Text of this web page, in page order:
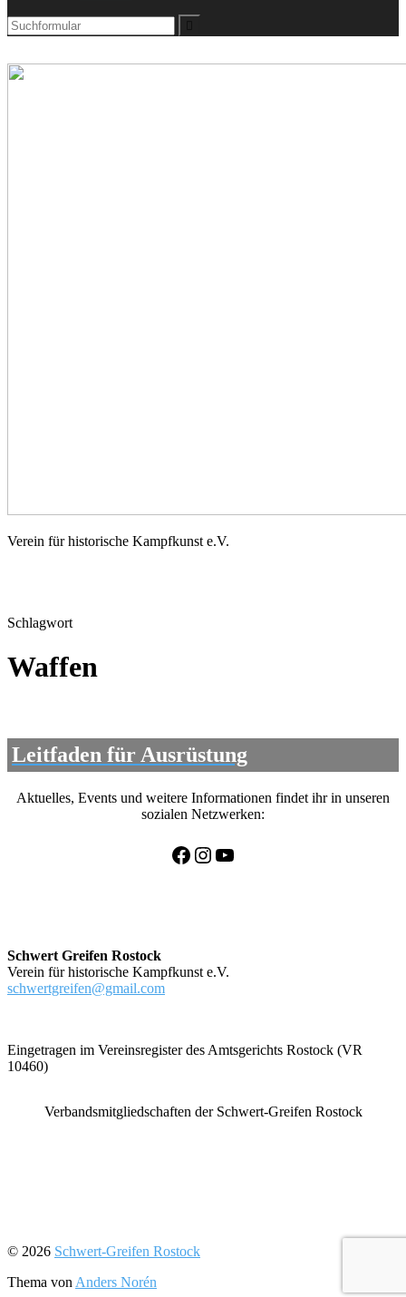
Greifen
Verein für historische Kampfkunst e.V.
Schlagwort
Waffen
Leitfaden für Ausrüstung
Aktuelles, Events und weitere Informationen findet ihr in unseren
sozialen Netzwerken:
Facebook
Instagram
YouTube
Schwert Greifen Rostock
Verein für historische Kampfkunst e.V.
schwertgreifen@gmail.com
Eingetragen im Vereinsregister des Amtsgerichts Rostock (VR
10460)
Verbandsmitgliedschaften der Schwert-Greifen Rostock
© 2026 Schwert-Greifen Rostock
Thema von Anders Norén